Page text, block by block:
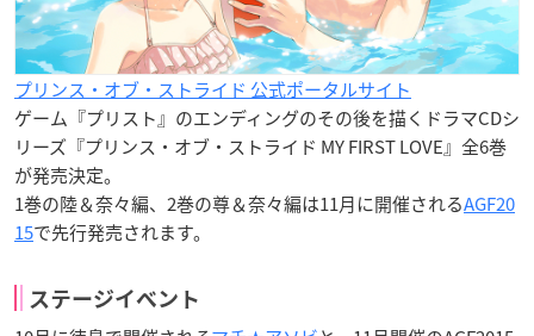
プリンス・オブ・ストライド 公式ポータルサイト
ゲーム『プリスト』のエンディングのその後を描くドラマCDシ
リーズ『プリンス・オブ・ストライド MY FIRST LOVE』全6巻
が発売決定。
1巻の陸＆奈々編、2巻の尊＆奈々編は11月に開催されるAGF20
15で先行発売されます。
ステージイベント